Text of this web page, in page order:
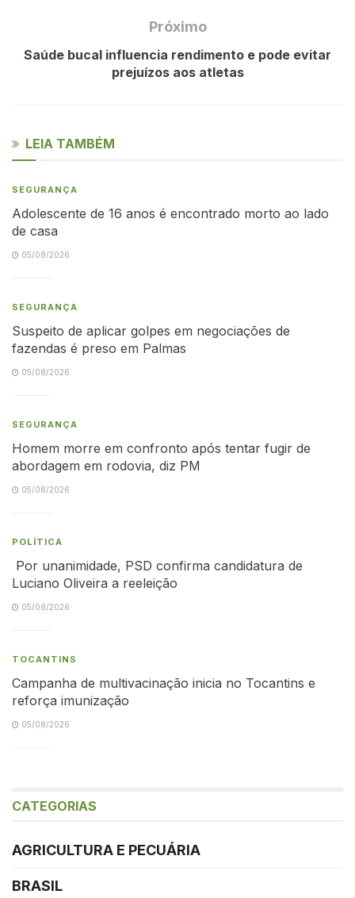
Próximo
Saúde bucal influencia rendimento e pode evitar
prejuízos aos atletas
LEIA TAMBÉM
SEGURANÇA
Adolescente de 16 anos é encontrado morto ao lado
de casa
05/08/2026
SEGURANÇA
Suspeito de aplicar golpes em negociações de
fazendas é preso em Palmas
05/08/2026
SEGURANÇA
Homem morre em confronto após tentar fugir de
abordagem em rodovia, diz PM
05/08/2026
POLÍTICA
Por unanimidade, PSD confirma candidatura de
Luciano Oliveira a reeleição
05/08/2026
TOCANTINS
Campanha de multivacinação inicia no Tocantins e
reforça imunização
05/08/2026
CATEGORIAS
AGRICULTURA E PECUÁRIA
BRASIL